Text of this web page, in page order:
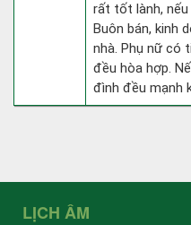
rất tốt lành,
Buôn bán, kinh
nhà. Phụ nữ có
đều hòa hợp.
đình đều mạnh
LỊCH ÂM